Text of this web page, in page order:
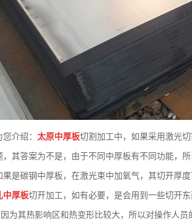
介绍： 太原中厚板切割加工中，如果采用激光
，其答案为不是，由于不同中厚板有不同功能，
是碳钢中厚板，在激光束中加氧气，其切开厚度
中厚板切开加工，如有必要，是会用到一些切开
为其热影响区和热变形比较大，所以对操作人